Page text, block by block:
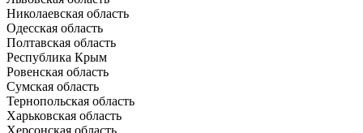
Николаевская область
Одесская область
Полтавская область
Республика Крым
Ровенская область
Сумская область
Тернопольская область
Харьковская область
Херсонская область